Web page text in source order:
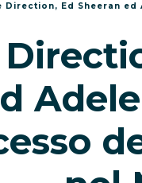
Direction, Ed Sheeran